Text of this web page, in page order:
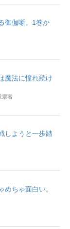
御伽噺。1巻か
魔法に憧れ続け
票者
しようと一歩踏
ちゃ面白い。